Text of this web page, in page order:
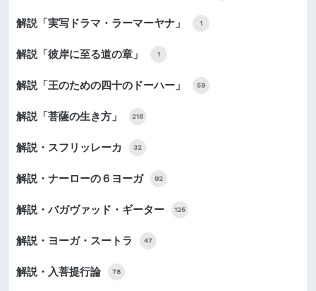
解説「実写ドラマ・ラーマーヤナ」 1
解説「彼岸に至る道の章」 1
解説「王のための四十のドーハー」 59
解説「菩薩の生き方」 218
解説・スフリッレーカ 32
解説・ナーローの６ヨーガ 92
解説・バガヴァッド・ギーター 125
解説・ヨーガ・スートラ 47
解説・入菩提行論 78